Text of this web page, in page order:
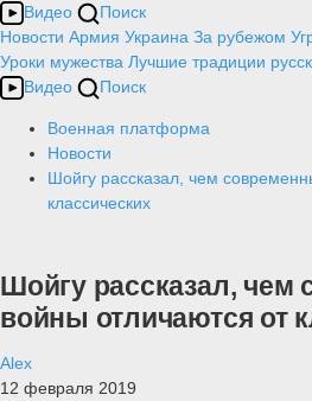
Видео
Поиск
Новости Армия Украина За рубежом
Уроки мужества Лучшие традиции
Видео
Поиск
Военная платформа
Новости
Шойгу рассказал, чем
классических
Шойгу рассказал, чем
войны отличаются от
Alex
12 февраля 2019